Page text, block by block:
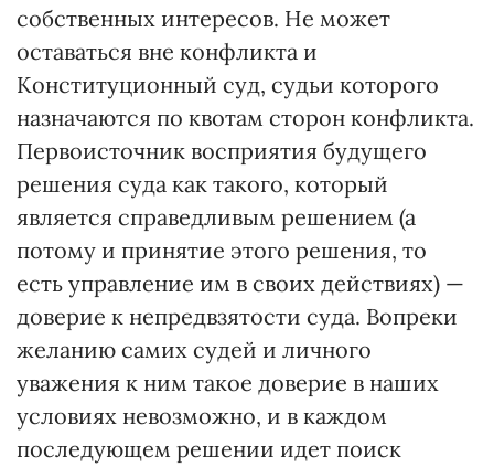
собственных интересов. Не может
оставаться вне конфликта и
Конституционный суд, судьи которого
назначаются по квотам сторон конфликта.
Первоисточник восприятия будущего
решения суда как такого, который
является справедливым решением (а
потому и принятие этого решения, то
есть управление им в своих действиях) —
доверие к непредвзятости суда. Вопреки
желанию самих судей и личного
уважения к ним такое доверие в наших
условиях невозможно, и в каждом
последующем решении идет поиск